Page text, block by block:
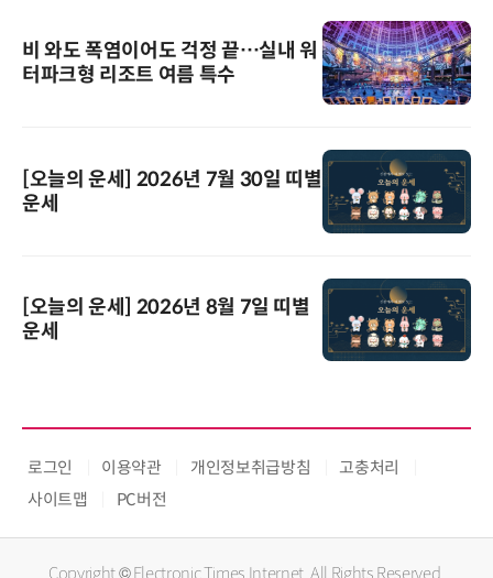
비 와도 폭염이어도 걱정 끝…실내 워
터파크형 리조트 여름 특수
[오늘의 운세] 2026년 7월 30일 띠별
운세
[오늘의 운세] 2026년 8월 7일 띠별
운세
로그인 이용약관 개인정보취급방침
고충처리
사이트맵
PC버전
Copyright © Electronic Times Internet. All Rights Reserved.